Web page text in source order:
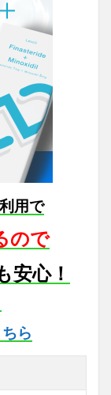
用で
ので
安心！
ら